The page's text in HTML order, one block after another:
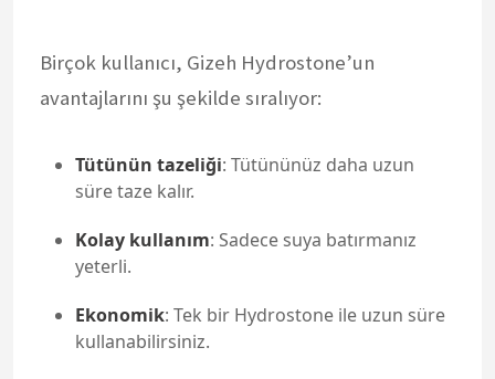
Birçok kullanıcı, Gizeh Hydrostone’un
avantajlarını şu şekilde sıralıyor:
Tütünün tazeliği: Tütününüz daha uzun
süre taze kalır.
Kolay kullanım: Sadece suya batırmanız
yeterli.
Ekonomik: Tek bir Hydrostone ile uzun süre
kullanabilirsiniz.